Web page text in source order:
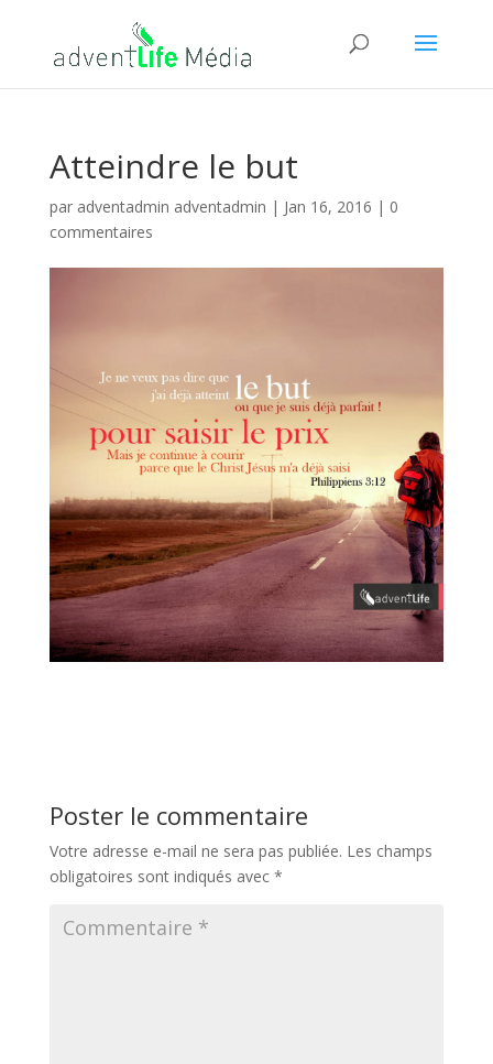
Atteindre le but
par adventadmin adventadmin | Jan 16, 2016 | 0
commentaires
Poster le commentaire
Votre adresse e-mail ne sera pas publiée. Les champs
obligatoires sont indiqués avec *